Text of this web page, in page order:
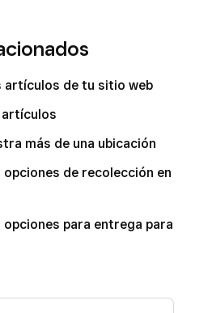
artículos de tu sitio web
más de una ubicación
de recolección en
para entrega para